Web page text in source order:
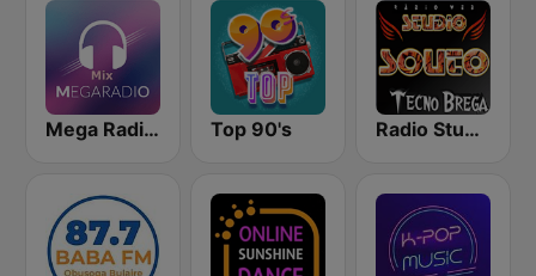
Mega Radio Mix Top 90's Radio Studio Souto - Tecno brega